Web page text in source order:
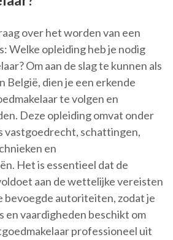
over het worden van een
Welke opleiding heb je nodig
Om aan de slag te kunnen als
België, dien je een erkende
te volgen en
Deze opleiding omvat onder
vastgoedrecht, schattingen,
en
Het is essentieel dat de
aan de wettelijke vereisten
bevoegde autoriteiten, zodat je
en vaardigheden beschikt om
professioneel uit